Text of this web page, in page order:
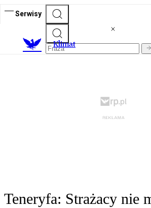
Serwisy
Klimat
Teneryfa: Strażacy nie